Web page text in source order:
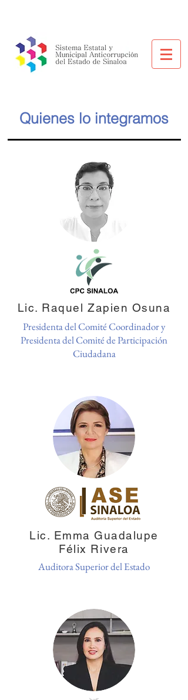
Quienes lo integramos
Lic. Raquel Zapien Osuna
Presidenta del Comité Coordinador y
Presidenta del Comité de Participación
Ciudadana
Lic. Emma Guadalupe
Félix Rivera
Auditora Superior del Estado